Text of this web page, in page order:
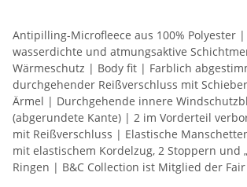
Antipilling-Microfleece aus 100% Polyester
wasserdichte und atmungsaktive
Wärmeschutz | Body fit | Farblich
durchgehender Reißverschluss mit
Ärmel | Durchgehende innere
(abgerundete Kante) | 2 im Vorderteil
mit Reißverschluss | Elastische
mit elastischem Kordelzug, 2 Stoppern und
Ringen | B&C Collection ist Mitglied der